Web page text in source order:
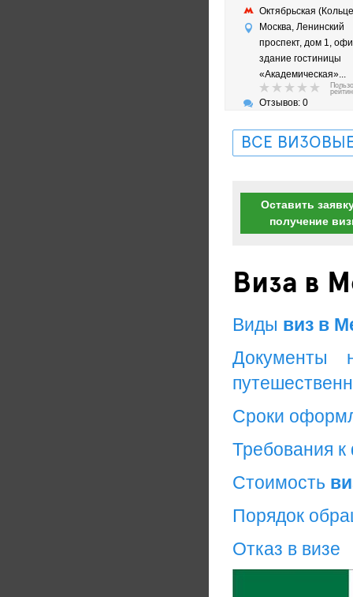
Октябрьская
Москва, Ленинский
проспект, дом 1,
здание гостиницы
«Академическая»...
Отзывов: 0
ВСЕ
Оставить
получение
Виза в
Виды виз в
Сроки
Требования к
Стоимость
Порядок
Отказ в визе